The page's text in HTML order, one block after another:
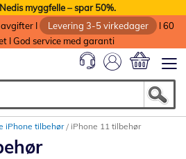
myggfelle – spar 50%.
I
Levering 3-5 virkedager
I 60
I God service med garanti
iPhone tilbehør iPhone 11 tilbehør